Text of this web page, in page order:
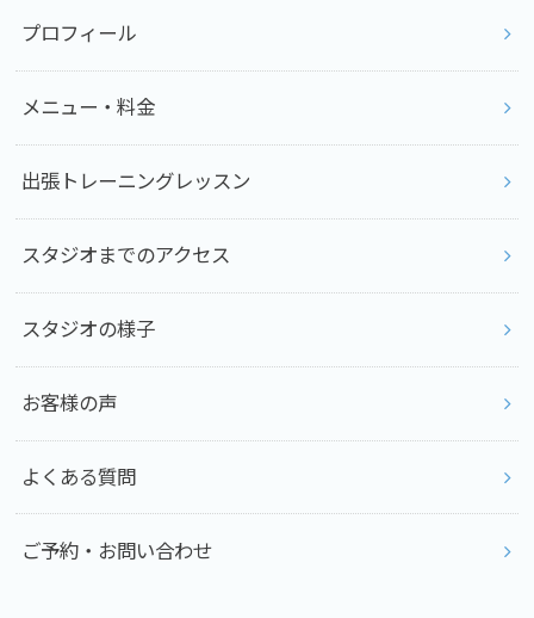
プロフィール
メニュー・料金
出張トレーニングレッスン
スタジオまでのアクセス
スタジオの様子
お客様の声
よくある質問
ご予約・お問い合わせ